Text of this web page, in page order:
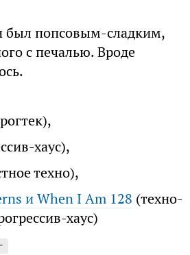
был попсовым-сладким,
с печалью. Вроде
хаус),
техно),
и When I Am 128 (техно-
хаус)